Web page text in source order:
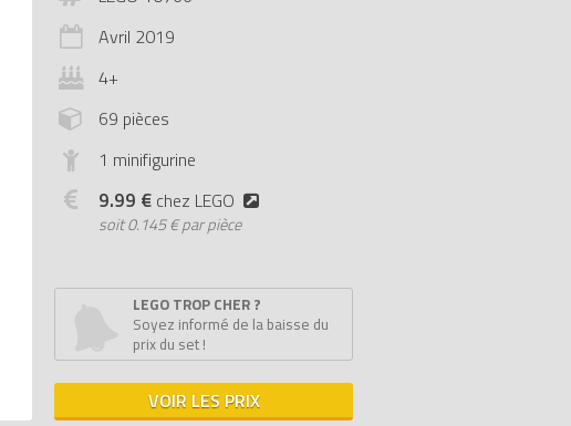
Avril 2019
4+
69 pièces
1 minifigurine
9.99 € chez LEGO
soit0.145 € par pièce
LEGO TROP CHER ?
Soyez informé de la baisse du
prix du set !
VOIR LES PRIX